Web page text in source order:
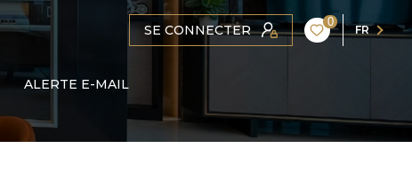
SE CONNECTER
0
FR
ALERTE E-MAIL